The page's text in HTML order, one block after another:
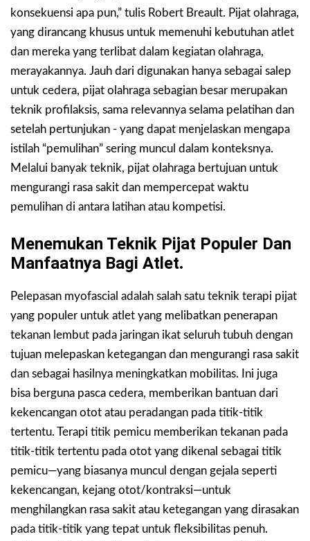
konsekuensi apa pun,” tulis Robert Breault. Pijat olahraga,
yang dirancang khusus untuk memenuhi kebutuhan atlet
dan mereka yang terlibat dalam kegiatan olahraga,
merayakannya. Jauh dari digunakan hanya sebagai salep
untuk cedera, pijat olahraga sebagian besar merupakan
teknik profilaksis, sama relevannya selama pelatihan dan
setelah pertunjukan - yang dapat menjelaskan mengapa
istilah “pemulihan” sering muncul dalam konteksnya.
Melalui banyak teknik, pijat olahraga bertujuan untuk
mengurangi rasa sakit dan mempercepat waktu
pemulihan di antara latihan atau kompetisi.
Menemukan Teknik Pijat Populer Dan
Manfaatnya Bagi Atlet.
Pelepasan myofascial adalah salah satu teknik terapi pijat
yang populer untuk atlet yang melibatkan penerapan
tekanan lembut pada jaringan ikat seluruh tubuh dengan
tujuan melepaskan ketegangan dan mengurangi rasa sakit
dan sebagai hasilnya meningkatkan mobilitas. Ini juga
bisa berguna pasca cedera, memberikan bantuan dari
kekencangan otot atau peradangan pada titik-titik
tertentu. Terapi titik pemicu memberikan tekanan pada
titik-titik tertentu pada otot yang dikenal sebagai titik
pemicu—yang biasanya muncul dengan gejala seperti
kekencangan, kejang otot/kontraksi—untuk
menghilangkan rasa sakit atau ketegangan yang dirasakan
pada titik-titik yang tepat untuk fleksibilitas penuh.